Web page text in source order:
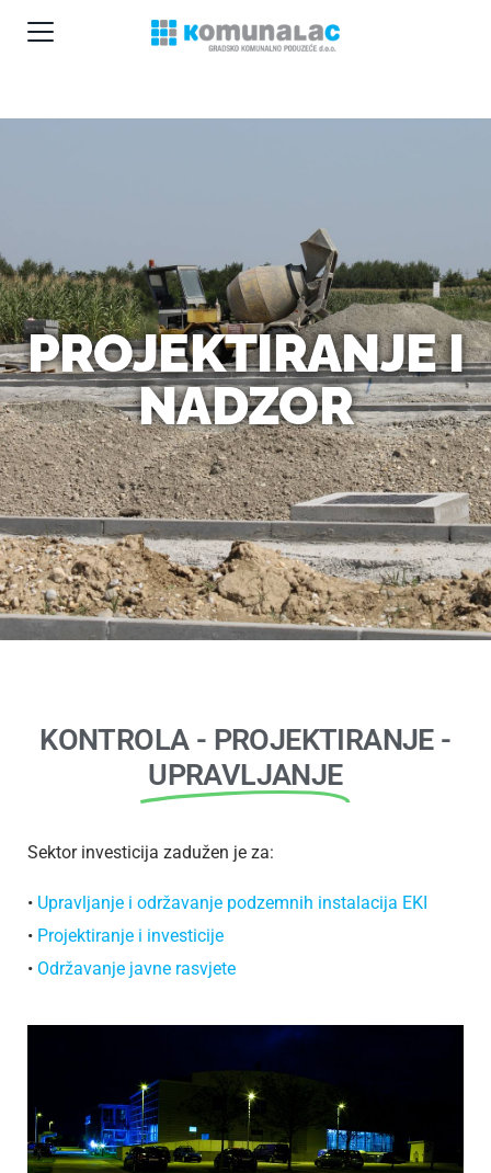
PROJEKTIRANJE I
NADZOR
KONTROLA - PROJEKTIRANJE -
UPRAVLJANJE
Sektor investicija zadužen je za:
• Upravljanje i održavanje podzemnih instalacija EKI
• Projektiranje i investicije
• Održavanje javne rasvjete